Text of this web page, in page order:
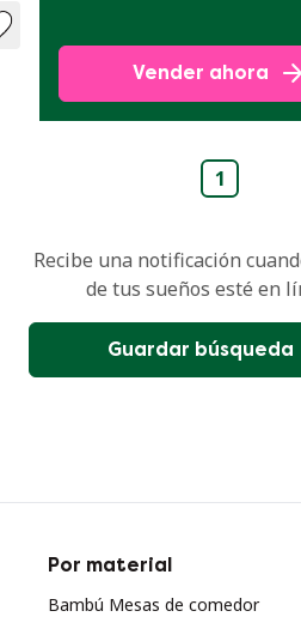
Vender ahora
1
Recibe una notificación
de tus sueños esté en
Guardar búsqueda
Por material
Bambú Mesas de comedor